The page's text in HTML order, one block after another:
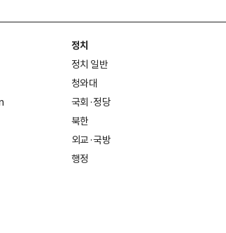
정치
정치 일반
청와대
국회·정당
북한
외교·국방
행정